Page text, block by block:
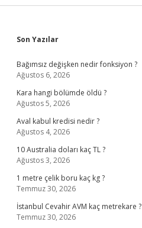
Sidebar
Son Yazılar
Bağımsız değişken nedir fonksiyon ?
Ağustos 6, 2026
Kara hangi bölümde öldü ?
Ağustos 5, 2026
Aval kabul kredisi nedir ?
Ağustos 4, 2026
10 Australia doları kaç TL ?
Ağustos 3, 2026
1 metre çelik boru kaç kg ?
Temmuz 30, 2026
İstanbul Cevahir AVM kaç metrekare ?
Temmuz 30, 2026